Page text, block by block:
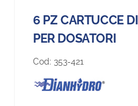
6 PZ CARTUCCE
PER DOSATORI
Cod: 353-421